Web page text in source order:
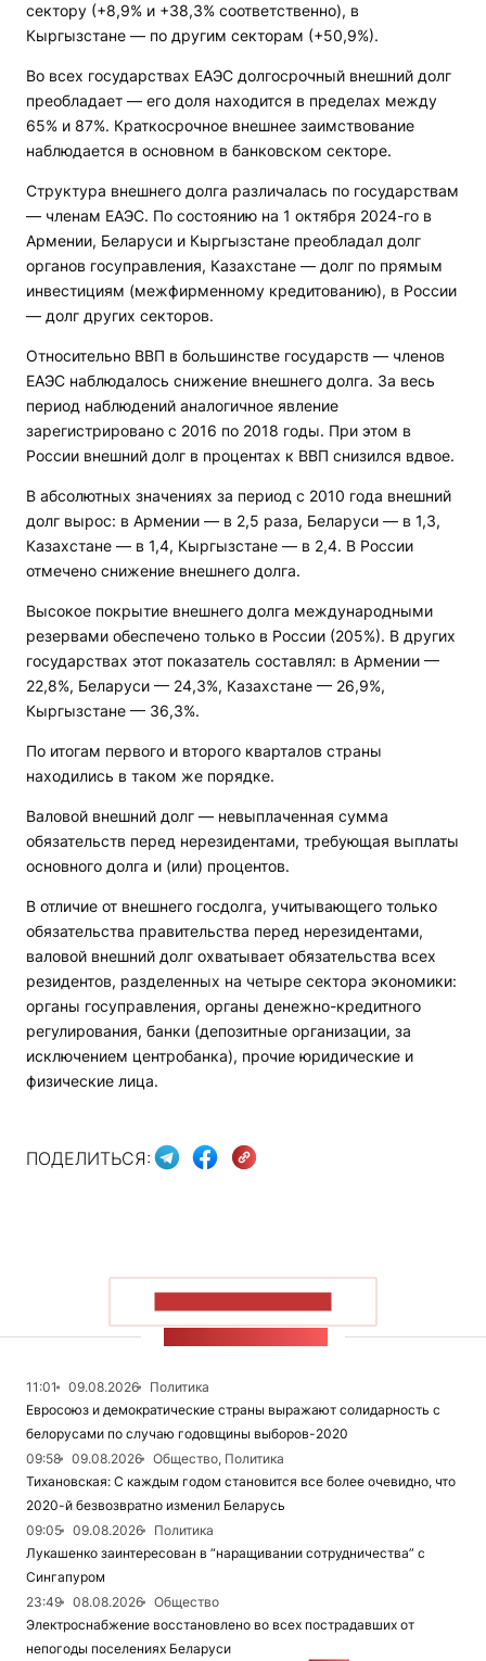
сектору (+8,9% и +38,3% соответственно), в
Кыргызстане — по другим секторам (+50,9%).
Во всех государствах ЕАЭС долгосрочный внешний долг
преобладает — его доля находится в пределах между
65% и 87%. Краткосрочное внешнее заимствование
наблюдается в основном в банковском секторе.
Структура внешнего долга различалась по государствам
— членам ЕАЭС. По состоянию на 1 октября 2024-го в
Армении, Беларуси и Кыргызстане преобладал долг
органов госуправления, Казахстане — долг по прямым
инвестициям (межфирменному кредитованию), в России
— долг других секторов.
Относительно ВВП в большинстве государств — членов
ЕАЭС наблюдалось снижение внешнего долга. За весь
период наблюдений аналогичное явление
зарегистрировано с 2016 по 2018 годы. При этом в
России внешний долг в процентах к ВВП снизился вдвое.
В абсолютных значениях за период с 2010 года внешний
долг вырос: в Армении — в 2,5 раза, Беларуси — в 1,3,
Казахстане — в 1,4, Кыргызстане — в 2,4. В России
отмечено снижение внешнего долга.
Высокое покрытие внешнего долга международными
резервами обеспечено только в России (205%). В других
государствах этот показатель составлял: в Армении —
22,8%, Беларуси — 24,3%, Казахстане — 26,9%,
Кыргызстане — 36,3%.
По итогам первого и второго кварталов страны
находились в таком же порядке.
Валовой внешний долг — невыплаченная сумма
обязательств перед нерезидентами, требующая выплаты
основного долга и (или) процентов.
В отличие от внешнего госдолга, учитывающего только
обязательства правительства перед нерезидентами,
валовой внешний долг охватывает обязательства всех
резидентов, разделенных на четыре сектора экономики:
органы госуправления, органы денежно-кредитного
регулирования, банки (депозитные организации, за
исключением центробанка), прочие юридические и
физические лица.
ПОДЕЛИТЬСЯ:
11:01 09.08.2026
Политика
Евросоюз и демократические страны выражают солидарность с
белорусами по случаю годовщины выборов-2020
09:58
09.08.2026
Общество, Политика
Тихановская: С каждым годом становится все более очевидно, что
2020-й безвозвратно изменил Беларусь
09:05
09.08.2026
Политика
Лукашенко заинтересован в “наращивании сотрудничества” с
Сингапуром
23:49
08.08.2026
Общество
Электроснабжение восстановлено во всех пострадавших от
непогоды поселениях Беларуси